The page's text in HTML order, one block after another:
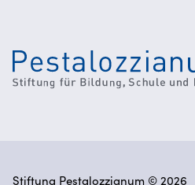
Stiftung Pestalozzianum © 2026